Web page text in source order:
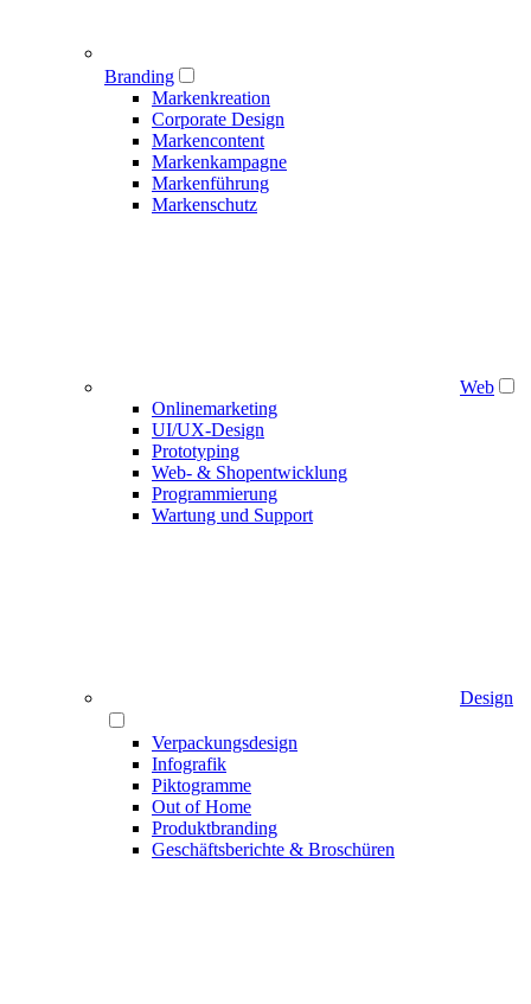
Branding
Markenkreation
Corporate Design
Markencontent
Markenkampagne
Markenführung
Markenschutz
Web
Onlinemarketing
UI/UX-Design
Prototyping
Web- & Shopentwicklung
Programmierung
Wartung und Support
Design
Verpackungsdesign
Infografik
Piktogramme
Out of Home
Produktbranding
Geschäftsberichte & Broschüren